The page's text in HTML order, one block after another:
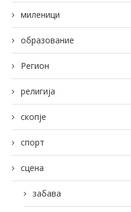
миленици
образование
Регион
религија
скопје
спорт
сцена
забава